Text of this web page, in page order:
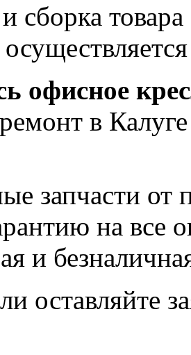
сборка
офисное
в
запчасти от
на все
и
оставляйте